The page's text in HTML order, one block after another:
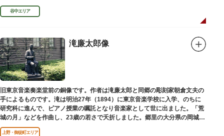
谷中エリア
滝廉太郎像
旧東京音楽奏楽堂前の銅像です。作者は滝廉太郎と同郷の彫刻家朝倉文夫の
手によるものです。滝は明治27年（1894）に東京音楽学校に入学、のちに
研究科に進んで、ピアノ授業の嘱託となり音楽家として世に出ました。「荒
城の月」などを作曲し、23歳の若さで夭折しました。郷里の大分県の岡城趾
にも同じ像が置かれています。
上野・御徒町エリア